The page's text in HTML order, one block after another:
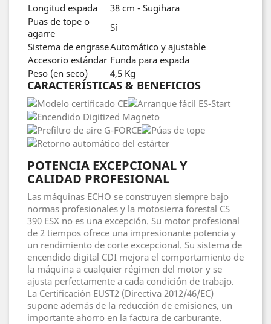
Longitud espada
38 cm - Sugihara
Puas de tope o
agarre
Sí
Sistema de engraseAutomático y ajustable
Accesorio estándar Funda para espada
Peso (en seco)
4,5 Kg
CARACTERÍSTICAS & BENEFICIOS
POTENCIA EXCEPCIONAL Y
CALIDAD PROFESIONAL
Las máquinas ECHO se construyen siempre bajo
normas profesionales y la motosierra forestal CS
390 ESX no es una excepción. Su motor profesional
de 2 tiempos ofrece una impresionante potencia y
un rendimiento de corte excepcional. Su sistema de
encendido digital CDI mejora el comportamiento de
la máquina a cualquier régimen del motor y se
ajusta perfectamente a cada condición de trabajo.
La Certificación EUST2 (Directiva 2012/46/EC)
supone además de la reducción de emisiones, un
importante ahorro en la factura de carburante.